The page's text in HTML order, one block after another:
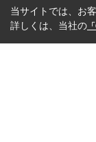
当サイトでは、お
詳しくは、当社の